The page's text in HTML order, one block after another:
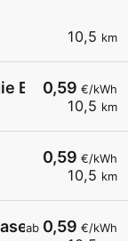
10,5 km
0,59 €/kWh
10,5 km
Burgenland
0,59 €/kWh
10,5 km
ab 0,59 €/kWh